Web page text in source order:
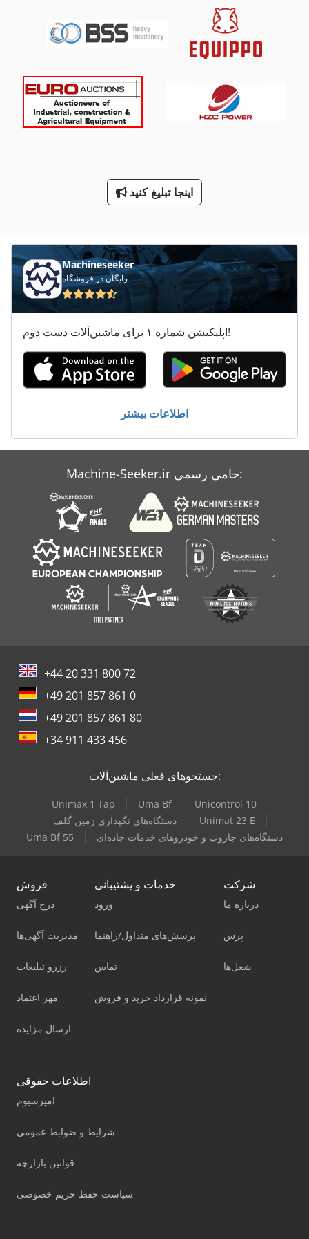
دستگاه خنک کننده
سیستم خنک کننده
ماشین های مرتب کننده
پرس خاک زغال قالبی
اینجا تبلیغ کنید
Machineseeker
رایگان در فروشگاه
اپلیکیشن شماره ۱ برای ماشین‌آلات دست دوم!
اطلاعات بیشتر
Machine-Seeker.ir حامی رسمی:
+44 20 331 800 72
+49 201 857 861 0
+49 201 857 861 80
+34 911 433 456
جستجوهای فعلی ماشین‌آلات:
Unimax 1 Tap Uma Bf
Unicontrol 10
دستگاه‌های نگهداری زمین گلف
Unimat 23 E
Uma Bf 55
دستگاه‌های جاروب و خودروهای خدمات جاده‌ای
فروش
درج آگهی
مدیریت آگهی‌ها
رزرو تبلیغات
مهر اعتماد
ارسال مزایده
خدمات و پشتیبانی
ورود
پرسش‌های متداول/راهنما
تماس
نمونه قرارداد خرید و فروش
شرکت
درباره ما
پرس
شغل‌ها
اطلاعات حقوقی
امپرسیوم
شرایط و ضوابط عمومی
قوانین بازارچه
سیاست حفظ حریم خصوصی